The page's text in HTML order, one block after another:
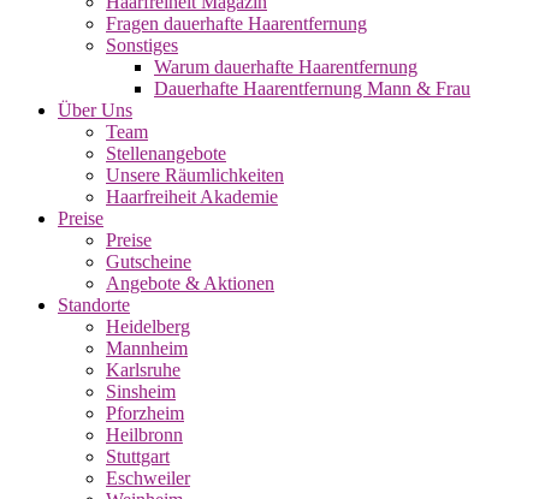
Fragen dauerhafte Haarentfernung
Sonstiges
Warum dauerhafte Haarentfernung
Dauerhafte Haarentfernung Mann & Frau
Über Uns
Team
Stellenangebote
Unsere Räumlichkeiten
Haarfreiheit Akademie
Preise
Preise
Gutscheine
Angebote & Aktionen
Standorte
Heidelberg
Mannheim
Karlsruhe
Sinsheim
Pforzheim
Heilbronn
Stuttgart
Eschweiler